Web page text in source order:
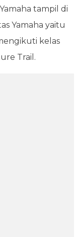
tampil di
Yamaha yaitu
kelas
Trail.